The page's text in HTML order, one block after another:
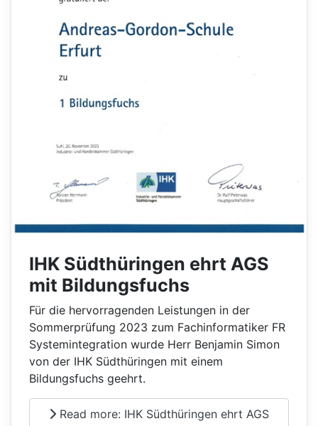
IHK Südthüringen ehrt AGS
mit Bildungsfuchs
Für die hervorragenden Leistungen in der
Sommerprüfung 2023 zum Fachinformatiker FR
Systemintegration wurde Herr Benjamin Simon
von der IHK Südthüringen mit einem
Bildungsfuchs geehrt.
Read more: IHK Südthüringen ehrt AGS